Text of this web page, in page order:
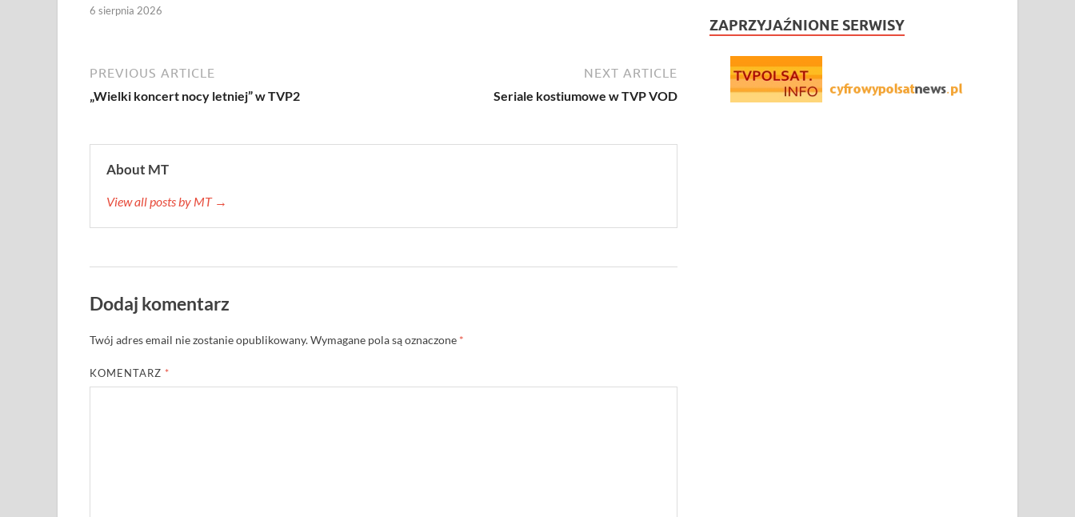
6 sierpnia 2026
PREVIOUS ARTICLE
„Wielki koncert nocy letniej” w TVP2
NEXT ARTICLE
Seriale kostiumowe w TVP VOD
About MT
View all posts by MT →
Dodaj komentarz
Twój adres email nie zostanie opublikowany.Wymagane pola są oznaczone *
KOMENTARZ *
ZAPRZYJAŹNIONE SERWISY